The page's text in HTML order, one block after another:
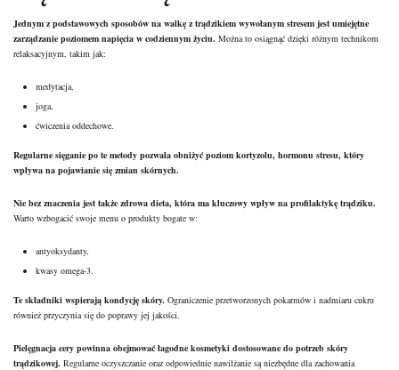
Jednym z podstawowych sposobów na walkę z trądzikiem wywołanym stresem jest umiejętne
zarządzanie poziomem napięcia w codziennym życiu. Można to osiągnąć dzięki różnym technikom
relaksacyjnym, takim jak:
medytacja,
joga,
ćwiczenia oddechowe.
Regularne sięganie po te metody pozwala obniżyć poziom kortyzolu, hormonu stresu, który
wpływa na pojawianie się zmian skórnych.
Nie bez znaczenia jest także zdrowa dieta, która ma kluczowy wpływ na profilaktykę trądziku.
Warto wzbogacić swoje menu o produkty bogate w:
antyoksydanty,
kwasy omega-3.
Te składniki wspierają kondycję skóry. Ograniczenie przetworzonych pokarmów i nadmiaru cukru
również przyczynia się do poprawy jej jakości.
Pielęgnacja cery powinna obejmować łagodne kosmetyki dostosowane do potrzeb skóry
trądzikowej. Regularne oczyszczanie oraz odpowiednie nawilżanie są niezbędne dla zachowania